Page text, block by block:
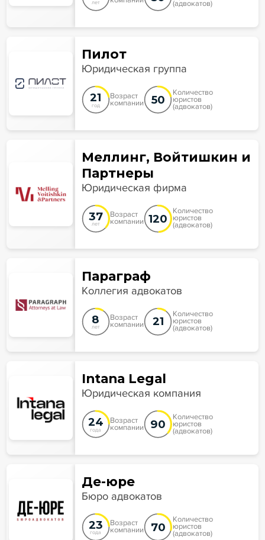
лет (адвокатов)
Пилот
Юридическая группа
21
год
Возраст
компании 50
Количество
юристов
(адвокатов)
Меллинг, Войтишкин и
Партнеры
Юридическая фирма
37
лет
Возраст
компании 120
Количество
юристов
(адвокатов)
Параграф
Коллегия адвокатов
8
лет
Возраст
компании 21
Количество
юристов
(адвокатов)
Intana Legal
Юридическая компания
24
года
Возраст
компании 90
Количество
юристов
(адвокатов)
Де-юре
Бюро адвокатов
23
года
Возраст
компании 70
Количество
юристов
(адвокатов)